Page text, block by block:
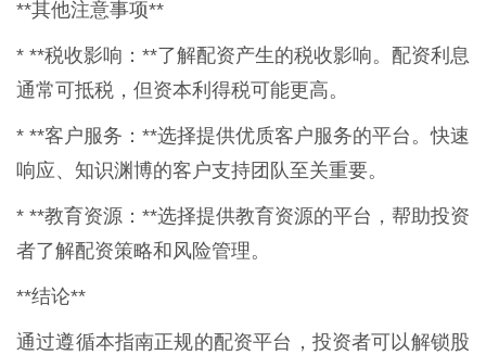
**其他注意事项**
* **税收影响：**了解配资产生的税收影响。配资利息
通常可抵税，但资本利得税可能更高。
* **客户服务：**选择提供优质客户服务的平台。快速
响应、知识渊博的客户支持团队至关重要。
* **教育资源：**选择提供教育资源的平台，帮助投资
者了解配资策略和风险管理。
**结论**
通过遵循本指南正规的配资平台，投资者可以解锁股